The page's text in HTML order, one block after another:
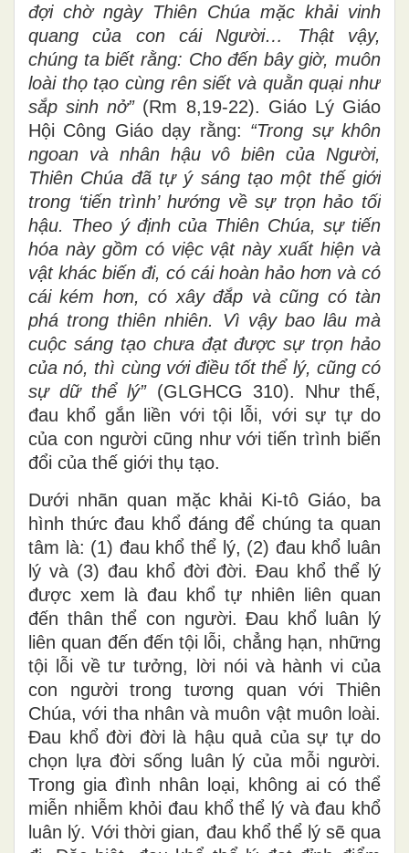
đợi chờ ngày Thiên Chúa mặc khải vinh
quang của con cái Người… Thật vậy,
chúng ta biết rằng: Cho đến bây giờ, muôn
loài thọ tạo cùng rên siết và quằn quại như
sắp sinh nở”(Rm 8,19-22). Giáo Lý Giáo
Hội Công Giáo dạy rằng: “Trong sự khôn
ngoan và nhân hậu vô biên của Người,
Thiên Chúa đã tự ý sáng tạo một thế giới
trong ‘tiến trình’ hướng về sự trọn hảo tối
hậu. Theo ý định của Thiên Chúa, sự tiến
hóa này gồm có việc vật này xuất hiện và
vật khác biến đi, có cái hoàn hảo hơn và có
cái kém hơn, có xây đắp và cũng có tàn
phá trong thiên nhiên. Vì vậy bao lâu mà
cuộc sáng tạo chưa đạt được sự trọn hảo
của nó, thì cùng với điều tốt thể lý, cũng có
sự dữ thể lý”(GLGHCG 310). Như thế,
đau khổ gắn liền với tội lỗi, với sự tự do
của con người cũng như với tiến trình biến
đổi của thế giới thụ tạo.
Dưới nhãn quan mặc khải Ki-tô Giáo, ba
hình thức đau khổ đáng để chúng ta quan
tâm là: (1) đau khổ thể lý, (2) đau khổ luân
lý và (3) đau khổ đời đời. Đau khổ thể lý
được xem là đau khổ tự nhiên liên quan
đến thân thể con người. Đau khổ luân lý
liên quan đến đến tội lỗi, chẳng hạn, những
tội lỗi về tư tưởng, lời nói và hành vi của
con người trong tương quan với Thiên
Chúa, với tha nhân và muôn vật muôn loài.
Đau khổ đời đời là hậu quả của sự tự do
chọn lựa đời sống luân lý của mỗi người.
Trong gia đình nhân loại, không ai có thể
miễn nhiễm khỏi đau khổ thể lý và đau khổ
luân lý. Với thời gian, đau khổ thể lý sẽ qua